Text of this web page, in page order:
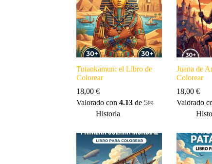
Tutankamun: el Libro de
Colorear
18,00 €
Valorado con 4.13de 5(8)
Historia
Juana de
Colorear
18,00€
Valorado